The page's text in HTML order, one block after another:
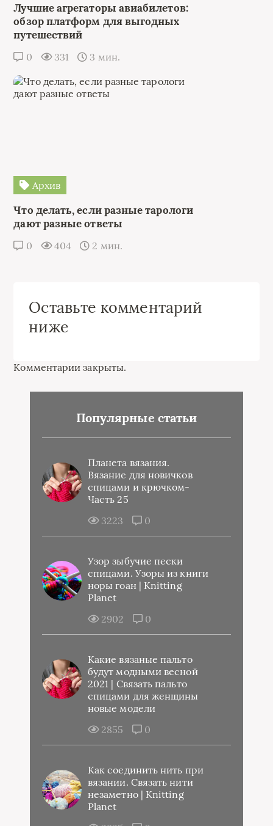
Лучшие агрегаторы авиабилетов:
обзор платформ для выгодных
путешествий
0 331 3 мин.
Архив
Что делать, если разные тарологи
дают разные ответы
0 404 2 мин.
Оставьте комментарий
ниже
Комментарии закрыты.
Популярные статьи
Планета вязания.
Вязание для новичков
спицами и крючком-
Часть 25
3223
0
Узор зыбучие пески
спицами. Узоры из книги
норы гоан | Knitting
Planet
2902
0
Какие вязаные пальто
будут модными весной
2021 | Связать пальто
спицами для женщины
новые модели
2855
0
Как соединить нить при
вязании. Связать нити
незаметно | Knitting
Planet